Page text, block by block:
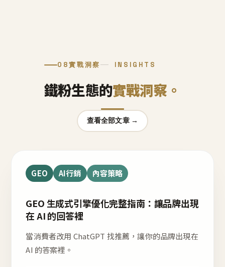
08實戰洞察 INSIGHTS
鐵粉生態的實戰洞察。
查看全部文章 →
GEO AI行銷 內容策略
GEO 生成式引擎優化完整指南：讓品牌出現
在 AI 的回答裡
當消費者改用 ChatGPT 找推薦，讓你的品牌出現在
AI 的答案裡。